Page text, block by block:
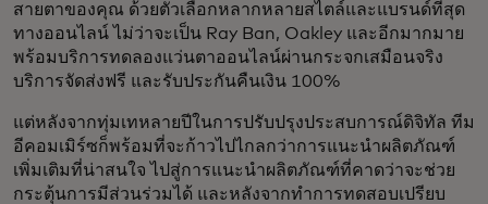
สายตาของคุณ ด้วยตัวเลือกหลากหลายสไตล์และแบรนด์ที่สุด
ทางออนไลน์ ไม่ว่าจะเป็น Ray Ban, Oakley และอีกมากมาย
พร้อมบริการทดลองแว่นตาออนไลน์ผ่านกระจกเสมือนจริง
บริการจัดส่งฟรี และรับประกันคืนเงิน 100%
แต่หลังจากทุ่มเทหลายปีในการปรับปรุงประสบการณ์ดิจิทัล ทีม
อีคอมเมิร์ซก็พร้อมที่จะก้าวไปไกลกว่าการแนะนำผลิตภัณฑ์
เพิ่มเติมที่น่าสนใจ ไปสู่การแนะนำผลิตภัณฑ์ที่คาดว่าจะช่วย
กระตุ้นการมีส่วนร่วมได้ และหลังจากทำการทดสอบเปรียบ